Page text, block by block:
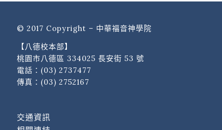
© 2017 Copyright – 中華福音神學院
【八德校本部】
桃園市八德區 334025 長安街 53 號
電話： (03) 2737477
傳真：(03) 2752167
交通資訊